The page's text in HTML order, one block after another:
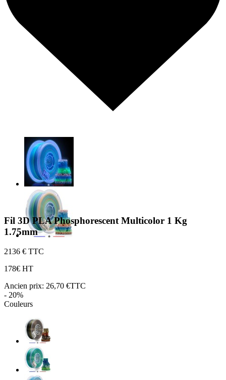
Fil 3D PLA Phosphorescent Multicolor 1 Kg
1.75mm
2136 € TTC
178€ HT
Ancien prix: 26,70 €TTC
- 20%
Couleurs